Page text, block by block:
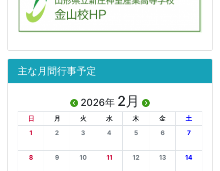
主な月間行事予定
2026年 2月
日 月 火 水 木 金
土
1
2 3 4 5 6 7
8 9 10 11 12 13 14